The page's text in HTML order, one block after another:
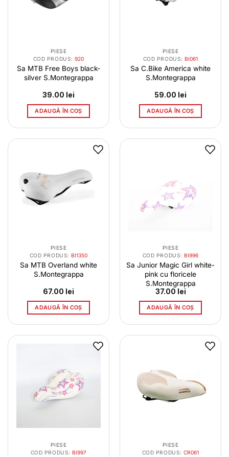
PIESE
COD PRODUS:920
Sa MTB Free Boys black-
silver S.Montegrappa
39.00 lei
ADAUGĂ ÎN COȘ
PIESE
COD PRODUS:BI061
Sa C.Bike America white
S.Montegrappa
59.00 lei
ADAUGĂ ÎN COȘ
PIESE
COD PRODUS: BI1350
Sa MTB Overland white
S.Montegrappa
67.00 lei
ADAUGĂ ÎN COȘ
PIESE
COD PRODUS: BI996
Sa Junior Magic Girl white-
pink cu floricele
S.Montegrappa
37.00 lei
ADAUGĂ ÎN COȘ
PIESE
COD PRODUS:BI997
PIESE
COD PRODUS:CR061